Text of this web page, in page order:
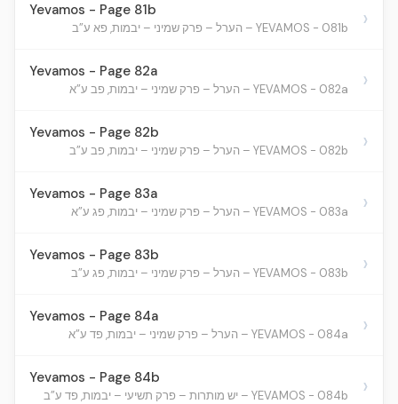
Yevamos - Page 81b
YEVAMOS - 081b – הערל – פרק שמיני – יבמות, פא ע”ב ›
Yevamos - Page 82a
YEVAMOS - 082a – הערל – פרק שמיני – יבמות, פב ע”א ›
Yevamos - Page 82b
YEVAMOS - 082b – הערל – פרק שמיני – יבמות, פב ע”ב ›
Yevamos - Page 83a
YEVAMOS - 083a – הערל – פרק שמיני – יבמות, פג ע”א ›
Yevamos - Page 83b
YEVAMOS - 083b – הערל – פרק שמיני – יבמות, פג ע”ב ›
Yevamos - Page 84a
YEVAMOS - 084a – הערל – פרק שמיני – יבמות, פד ע”א ›
Yevamos - Page 84b
YEVAMOS - 084b – יש מותרות – פרק תשיעי – יבמות, פד ע”ב ›